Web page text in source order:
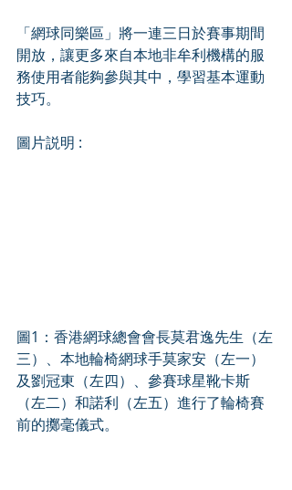
「網球同樂區」將一連三日於賽事期間
開放，讓更多來自本地非牟利機構的服
務使用者能夠參與其中，學習基本運動
技巧。
圖片説明 :
圖1：香港網球總會會長莫君逸先生（左
三）、本地輪椅網球手莫家安（左一）
及劉冠東（左四）、參賽球星靴卡斯
（左二）和諾利（左五）進行了輪椅賽
前的擲毫儀式。